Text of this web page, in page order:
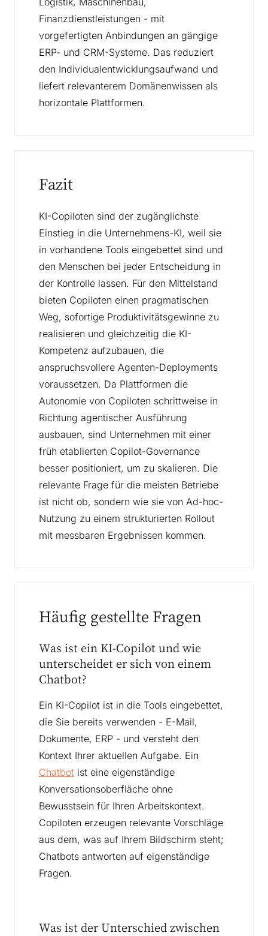
Finanzdienstleistungen - mit
vorgefertigten Anbindungen an gängige
ERP- und CRM-Systeme. Das reduziert
den Individualentwicklungsaufwand und
liefert relevanterem Domänenwissen als
horizontale Plattformen.
Fazit
KI-Copiloten sind der zugänglichste
Einstieg in die Unternehmens-KI, weil sie
in vorhandene Tools eingebettet sind und
den Menschen bei jeder Entscheidung in
der Kontrolle lassen. Für den Mittelstand
bieten Copiloten einen pragmatischen
Weg, sofortige Produktivitätsgewinne zu
realisieren und gleichzeitig die KI-
Kompetenz aufzubauen, die
anspruchsvollere Agenten-Deployments
voraussetzen. Da Plattformen die
Autonomie von Copiloten schrittweise in
Richtung agentischer Ausführung
ausbauen, sind Unternehmen mit einer
früh etablierten Copilot-Governance
besser positioniert, um zu skalieren. Die
relevante Frage für die meisten Betriebe
ist nicht ob, sondern wie sie von Ad-hoc-
Nutzung zu einem strukturierten Rollout
mit messbaren Ergebnissen kommen.
Häufig gestellte Fragen
Was ist ein KI-Copilot und wie
unterscheidet er sich von einem
Chatbot?
Ein KI-Copilot ist in die Tools eingebettet,
die Sie bereits verwenden - E-Mail,
Dokumente, ERP - und versteht den
Kontext Ihrer aktuellen Aufgabe. Ein
Chatbot ist eine eigenständige
Konversationsoberfläche ohne
Bewusstsein für Ihren Arbeitskontext.
Copiloten erzeugen relevante Vorschläge
aus dem, was auf Ihrem Bildschirm steht;
Chatbots antworten auf eigenständige
Fragen.
Was ist der Unterschied zwischen